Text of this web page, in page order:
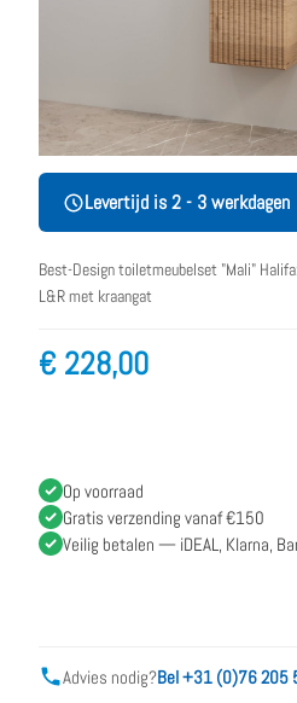
Levertijd is 2 - 3 werkdagen
Best-Design toiletmeubelset "Mali"
L&R met kraangat
€ 228,00
Op voorraad
Gratis verzending vanaf €150
Veilig betalen — iDEAL, Klarna,
Advies nodig?Bel +31 (0)76 205